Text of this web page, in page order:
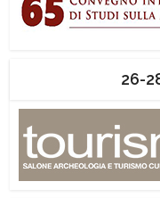
26-